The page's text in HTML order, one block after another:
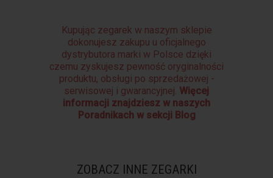
Kupując zegarek w naszym sklepie
dokonujesz zakupu u oficjalnego
dystrybutora marki w Polsce dzięki
czemu zyskujesz pewność oryginalności
produktu, obsługi po sprzedażowej -
serwisowej i gwarancyjnej. Więcej
informacji znajdziesz w naszych
Poradnikach w sekcji Blog
ZOBACZ INNE ZEGARKI